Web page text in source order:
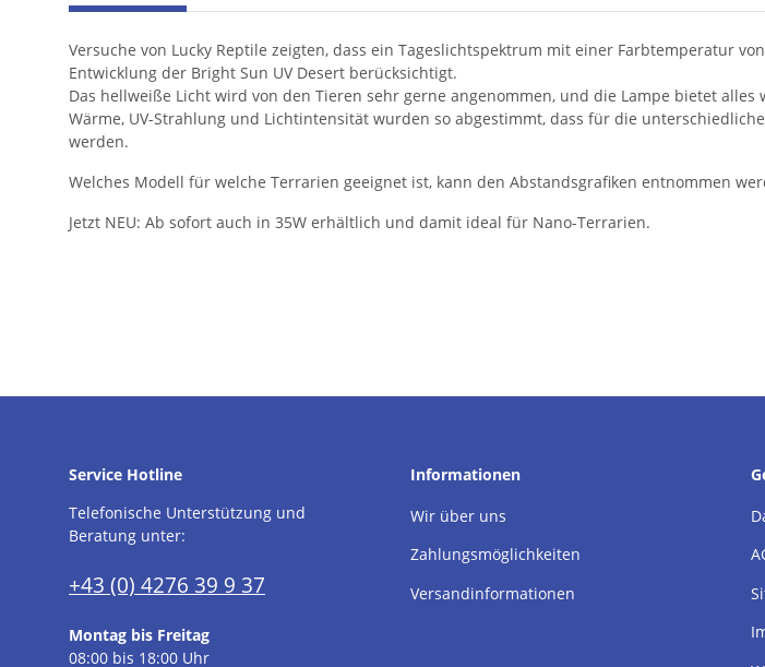
Versuche von Lucky Reptile zeigten, dass ein Tageslichtspektrum mit einer Farbtemperatur
Entwicklung der Bright Sun UV Desert berücksichtigt.
Das hellweiße Licht wird von den Tieren sehr gerne angenommen, und die Lampe bietet
Wärme, UV-Strahlung und Lichtintensität wurden so abgestimmt, dass für die
werden.
Welches Modell für welche Terrarien geeignet ist, kann den Abstandsgrafiken entnommen
Jetzt NEU: Ab sofort auch in 35W erhältlich und damit ideal für Nano-Terrarien.
Service Hotline
Telefonische Unterstützung und
Beratung unter:
+43 (0) 4276 39 9 37
Montag bis Freitag
08:00 bis 18:00 Uhr
Informationen
Wir über uns
Zahlungsmöglichkeiten
Versandinformationen